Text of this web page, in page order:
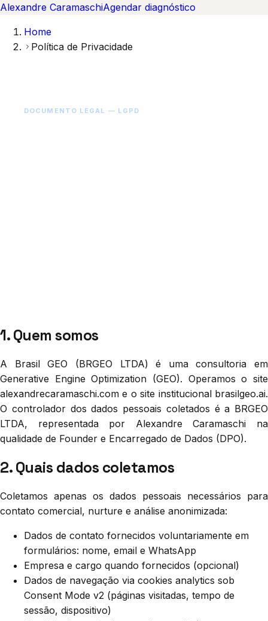
Alexandre CaramaschiAgendar diagnóstico
Home
Política de Privacidade
DOCUMENTO LEGAL — LGPD
1. Quem somos
A Brasil GEO (BRGEO LTDA) é uma consultoria em
Generative Engine Optimization (GEO). Operamos o site
alexandrecaramaschi.com e o site institucional brasilgeo.ai.
O controlador dos dados pessoais coletados é a BRGEO
LTDA, representada por Alexandre Caramaschi na
qualidade de Founder e Encarregado de Dados (DPO).
2. Quais dados coletamos
Coletamos apenas os dados pessoais necessários para
contato comercial, nurture e análise anonimizada:
Dados de contato fornecidos voluntariamente em
formulários: nome, email e WhatsApp
Empresa e cargo quando fornecidos (opcional)
Dados de navegação via cookies analytics sob
Consent Mode v2 (páginas visitadas, tempo de
sessão, dispositivo)